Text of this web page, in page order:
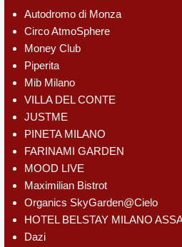
Autodromo di Monza
Circo AtmoSphere
Money Club
Piperita
Mib Milano
VILLA DEL CONTE
JUSTME
PINETA MILANO
FARINAMI GARDEN
MOOD LIVE
Maximilian Bistrot
Organics SkyGarden@Cielo
HOTEL BELSTAY MILANO
Dazi